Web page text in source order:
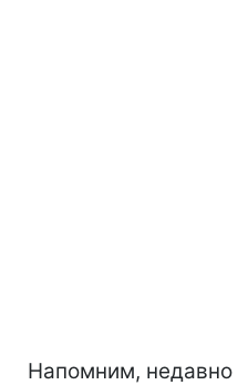
Напомним, недавно